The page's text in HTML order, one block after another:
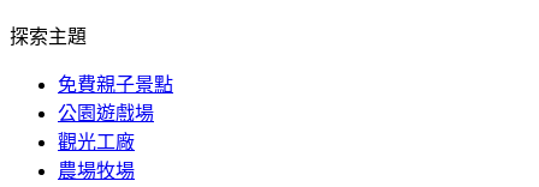
探索主題
免費親子景點
公園遊戲場
觀光工廠
農場牧場